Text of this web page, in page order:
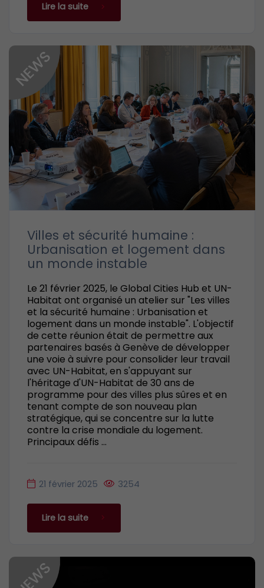
Lire la suite
Villes et sécurité humaine :
Urbanisation et logement dans
un monde instable
Le 21 février 2025, le Global Cities Hub et UN-
Habitat ont organisé un atelier sur "Les villes
et la sécurité humaine : Urbanisation et
logement dans un monde instable". L'objectif
de cette réunion était de permettre aux
partenaires basés à Genève de développer
une voie à suivre pour consolider leur travail
avec UN-Habitat, en s'appuyant sur
l'héritage d'UN-Habitat de 30 ans de
programme pour des villes plus sûres et en
tenant compte de son nouveau plan
stratégique, qui se concentre sur la lutte
contre la crise mondiale du logement.
Principaux défis ...
21 février 2025 3254
Lire la suite